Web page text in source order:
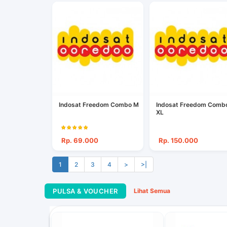
Indosat Freedom Combo M
Rp. 69.000
Indosat Freedom
XL
Rp. 150.000
1 2 3 4 > >|
PULSA & VOUCHER Lihat Semua